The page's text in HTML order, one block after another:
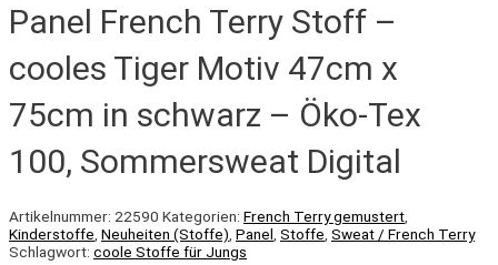
Panel French Terry Stoff –
cooles Tiger Motiv 47cm x
75cm in schwarz – Öko-Tex
100, Sommersweat Digital
Artikelnummer: 22590 Kategorien: French Terry gemustert
Kinderstoffe Neuheiten (Stoffe) Panel Stoffe Sweat / French Terry
Schlagwort: coole Stoffe für Jungs